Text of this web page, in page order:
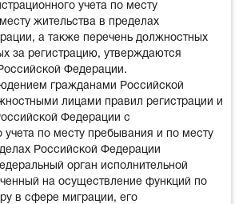
учета по месту
жительства в пределах
а также перечень должностных
за регистрацию, утверждаются
Федерации.
гражданами Российской
лицами правил регистрации и
Федерации с
учета по месту пребывания и по месту
Российской Федерации
орган исполнительной
на осуществление функций по
в сфере миграции, его